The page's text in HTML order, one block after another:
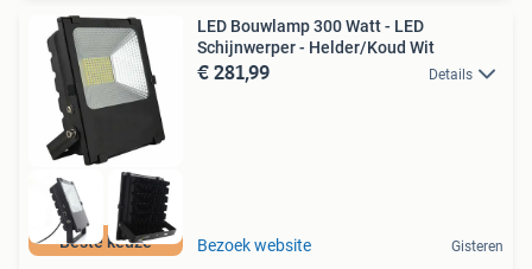
Beste keuze
LED Bouwlamp 300 Watt - LED
Schijnwerper - Helder/Koud Wit
€ 281,99 Details
Bezoek website Gisteren